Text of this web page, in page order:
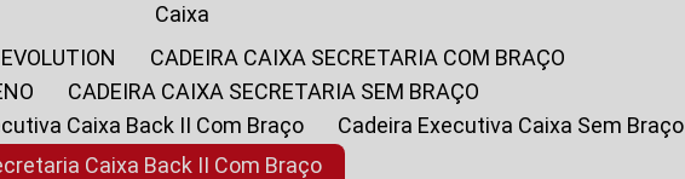
Caixa
CADEIRA CAIXA SECRETARIA COM BRAÇO
CADEIRA CAIXA SECRETARIA SEM BRAÇO
Caixa Back II Com Braço
Cadeira Executiva Caixa Sem Braço
Caixa Back II Com Braço